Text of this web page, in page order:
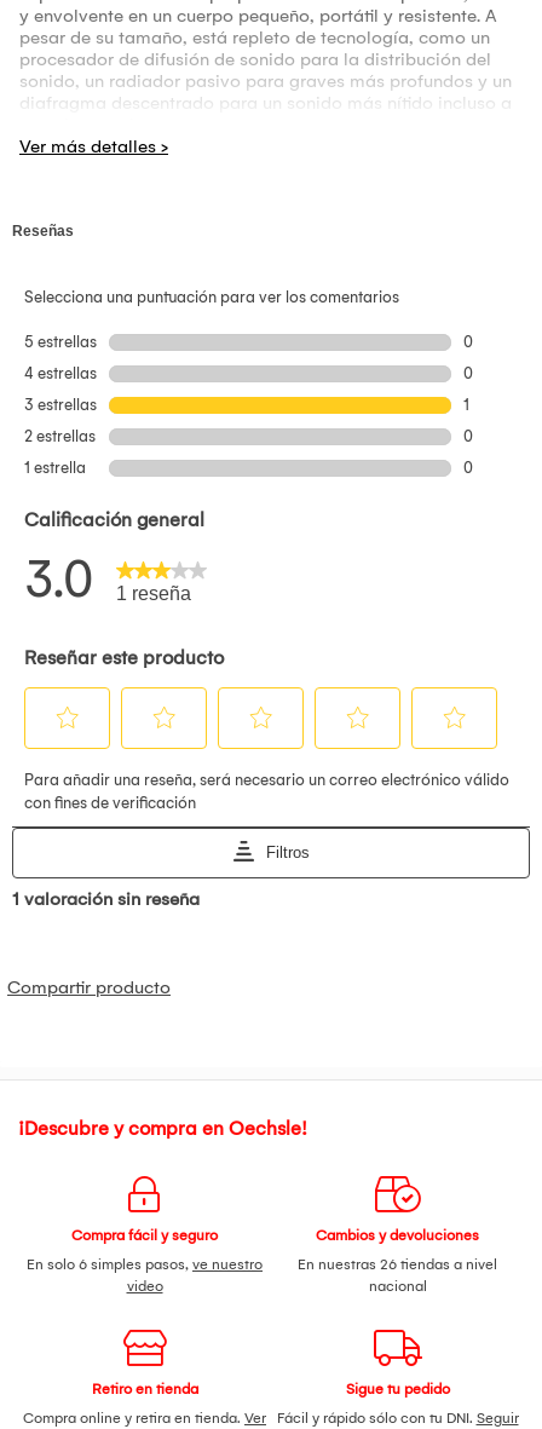
y envolvente en un cuerpo pequeño, portátil y resistente. A
pesar de su tamaño, está repleto de tecnología, como un
procesador de difusión de sonido para la distribución del
sonido, un radiador pasivo para graves más profundos y un
diafragma descentrado para un sonido más nítido incluso a
Compartir producto
¡Descubre y compra en Oechsle!
Compra fácil y seguro
En solo 6 simples pasos, ve nuestro
video
Cambios y devoluciones
En nuestras 26 tiendas a nivel
nacional
Retiro en tienda
Compra online y retira en tienda. Ver
Sigue tu pedido
Fácil y rápido sólo con tu DNI. Seguir